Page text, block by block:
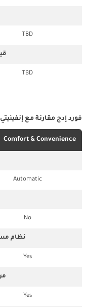
TBD
TBD
فورد إدج مقارنة مع إنفينيتي QX60 مقارنة المزايا
Comfort & Convenience
Automatic
No
نظام
Yes
Yes